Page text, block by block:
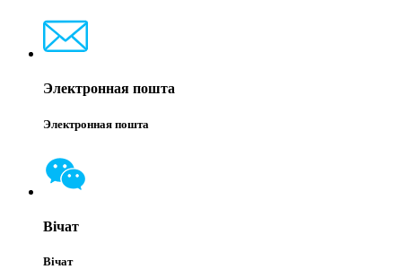
Электронная пошта
Электронная пошта
Вічат
Вічат